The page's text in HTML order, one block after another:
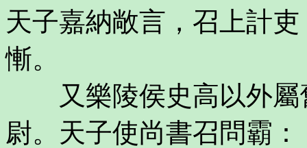
天子嘉納敞言，召上計
慚。
又樂陵侯史高以外屬
尉。天子使尚書召問霸